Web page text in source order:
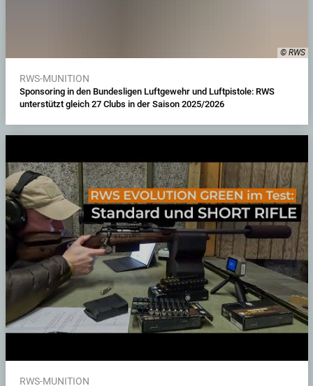
© RWS
RWS-MUNITION
Sponsoring in den Bundesligen Luftgewehr und Luftpistole: RWS
unterstützt gleich 27 Clubs in der Saison 2025/2026
RWS-MUNITION